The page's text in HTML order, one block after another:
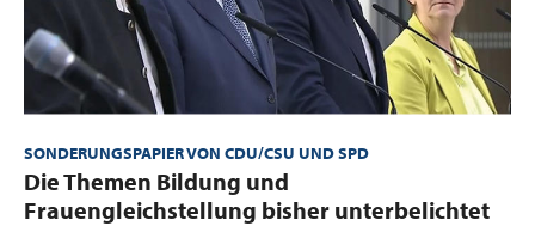
SONDERUNGSPAPIER VON CDU/CSU UND SPD
:Die Themen Bildung und
Frauengleichstellung bisher unterbelichtet